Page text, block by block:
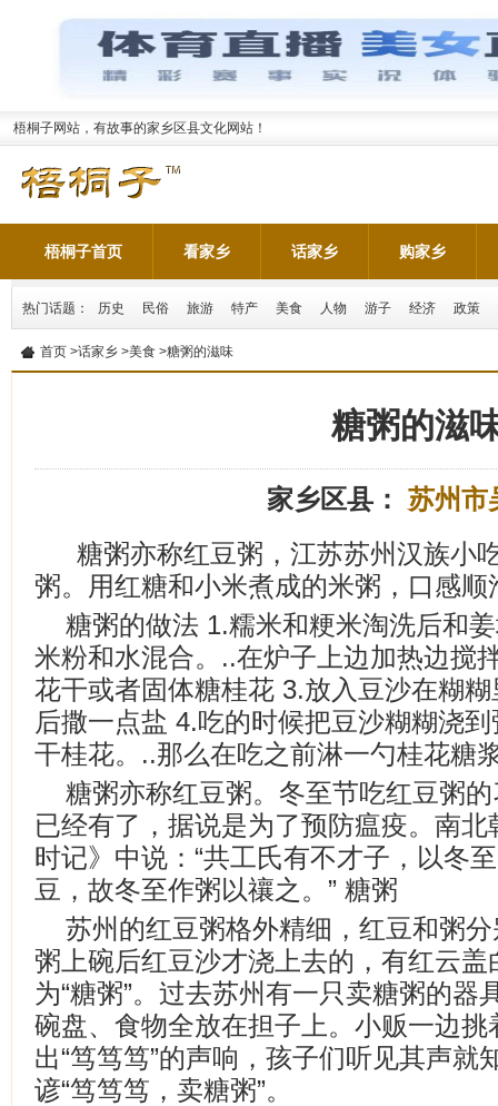
梧桐子网站，有故事的家乡区县文化网站！
梧桐子首页 看家乡 话家乡 购家乡
热门话题： 历史 民俗 旅游 特产 美食 人物 游子 经济 政策
首页 >话家乡 >美食 >糖粥的滋味
糖粥的滋
家乡区县： 苏州市
糖粥亦称红豆粥，江苏苏州汉族小
粥。用红糖和小米煮成的米粥，口感顺
糖粥的做法 1.糯米和粳米淘洗后和
米粉和水混合。..在炉子上边加热边搅
花干或者固体糖桂花 3.放入豆沙在糊
后撒一点盐 4.吃的时候把豆沙糊糊浇
干桂花。..那么在吃之前淋一勺桂花糖
糖粥亦称红豆粥。冬至节吃红豆粥
已经有了，据说是为了预防瘟疫。南
时记》中说：“共工氏有不才子，以冬
豆，故冬至作粥以禳之。” 糖粥
苏州的红豆粥格外精细，红豆和粥
粥上碗后红豆沙才浇上去的，有红云
为“糖粥”。过去苏州有一只卖糖粥的器
碗盘、食物全放在担子上。小贩一边
出“笃笃笃”的声响，孩子们听见其声就
谚“笃笃笃，卖糖粥”。